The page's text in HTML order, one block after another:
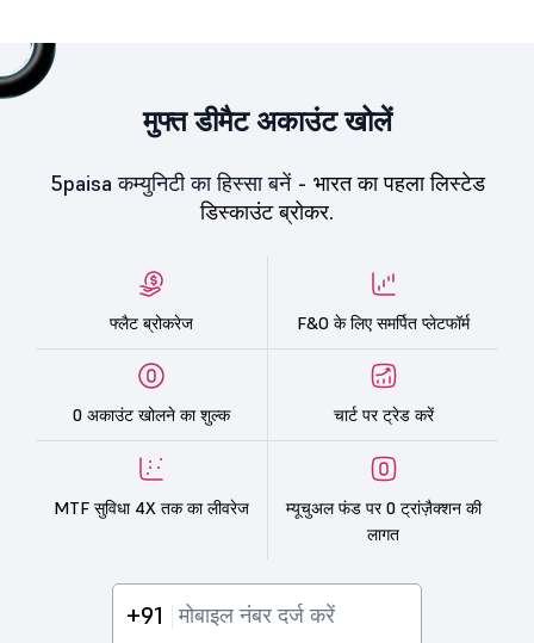
मुफ्त डीमैट अकाउंट खोलें
5paisa कम्युनिटी का हिस्सा बनें - भारत का पहला लिस्टेड
डिस्काउंट ब्रोकर.
फ्लैट ब्रोकरेज F&O के लिए समर्पित प्लेटफॉर्म
0 अकाउंट खोलने का शुल्क चार्ट पर ट्रेड करें
MTF सुविधा 4X तक का लीवरेज
म्यूचुअल फंड पर 0 ट्रांज़ैक्शन की
लागत
+91